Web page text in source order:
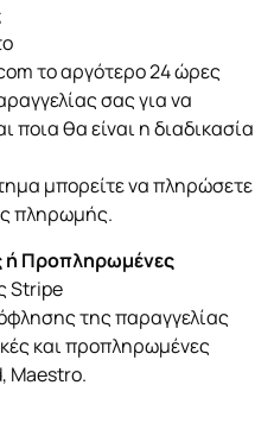
το αργότερο 24 ώρες
σας για να
ποια θα είναι η διαδικασία
μπορείτε να πληρώσετε
πληρωμής.
ή Προπληρωμένες
Stripe
της παραγγελίας
και προπληρωμένες
Maestro.